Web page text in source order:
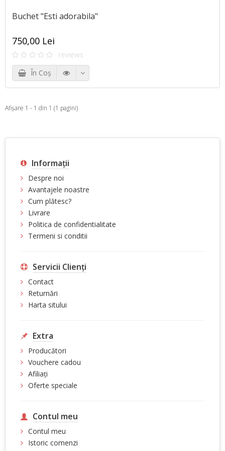
Buchet "Esti adorabila"
750,00 Lei
reviews
În Coş
Afişare 1 - 1 din 1 (1 pagini)
Informaţii
Despre noi
Avantajele noastre
Cum plătesc?
Livrare
Politica de confidentialitate
Termeni si conditii
Servicii Clienţi
Contact
Returnări
Harta sitului
Extra
Producători
Vouchere cadou
Afiliaţi
Oferte speciale
Contul meu
Contul meu
Istoric comenzi